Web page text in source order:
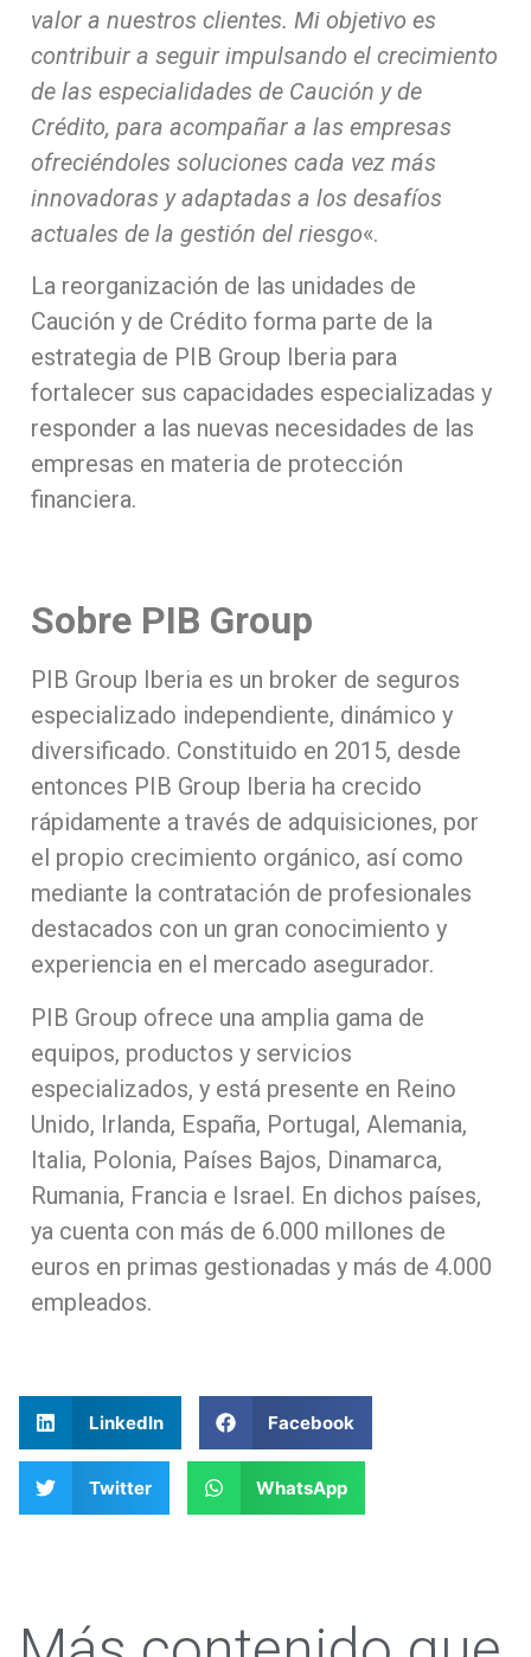
valor a nuestros clientes. Mi objetivo es
contribuir a seguir impulsando el crecimiento
de las especialidades de Caución y de
Crédito, para acompañar a las empresas
ofreciéndoles soluciones cada vez más
innovadoras y adaptadas a los desafíos
actuales de la gestión del riesgo«.
La reorganización de las unidades de
Caución y de Crédito forma parte de la
estrategia de PIB Group Iberia para
fortalecer sus capacidades especializadas y
responder a las nuevas necesidades de las
empresas en materia de protección
financiera.
Sobre PIB Group
PIB Group Iberia es un broker de seguros
especializado independiente, dinámico y
diversificado. Constituido en 2015, desde
entonces PIB Group Iberia ha crecido
rápidamente a través de adquisiciones, por
el propio crecimiento orgánico, así como
mediante la contratación de profesionales
destacados con un gran conocimiento y
experiencia en el mercado asegurador.
PIB Group ofrece una amplia gama de
equipos, productos y servicios
especializados, y está presente en Reino
Unido, Irlanda, España, Portugal, Alemania,
Italia, Polonia, Países Bajos, Dinamarca,
Rumania, Francia e Israel. En dichos países,
ya cuenta con más de 6.000 millones de
euros en primas gestionadas y más de 4.000
empleados.
LinkedIn Facebook
Twitter WhatsApp